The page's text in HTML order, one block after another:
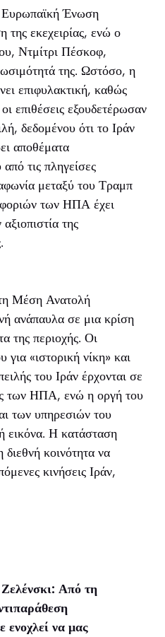
Ευρωπαϊκή Ένωση
της εκεχειρίας, ενώ ο
Ντμίτρι Πέσκοφ,
της. Ωστόσο, η
επιφυλακτική, καθώς
επιθέσεις εξουδετέρωσαν
δεδομένου ότι το Ιράν
αποθέματα
τις πληγείσες
μεταξύ του Τραμπ
των ΗΠΑ έχει
της
Μέση Ανατολή
ανάπαυλα σε μια κρίση
της περιοχής. Οι
για «ιστορική νίκη» και
του Ιράν έρχονται σε
των ΗΠΑ, ενώ η οργή του
των υπηρεσιών του
εικόνα. Η κατάσταση
κοινότητα να
κινήσεις Ιράν,
Από τη
να μας